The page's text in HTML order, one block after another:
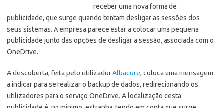
receber uma nova forma de
publicidade, que surge quando tentam desligar as sessões dos
seus sistemas. A empresa parece estar a colocar uma pequena
publicidade junto das opções de desligar a sessão, associada com o
OneDrive.
A descoberta, feita pelo utilizadorAlbacore, coloca uma mensagem
a indicar para se realizar o backup de dados, redirecionando os
utilizadores para o serviço OneDrive. A localização desta